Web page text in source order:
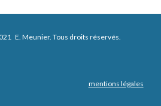
E. Meunier. Tous droits réservés.
mentions légales